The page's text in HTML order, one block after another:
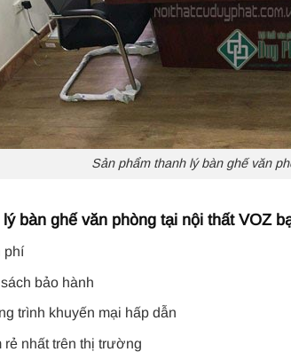
Sản phẩm thanh lý bàn ghế văn
lý bàn ghế văn phòng tại nội thất VOZ
phí
bảo hành
trình khuyến mại hấp dẫn
rẻ nhất trên thị trường